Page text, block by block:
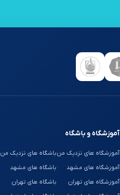
آموزشگاه و باشگاه
آموزشگاه های نزدیک من
آموزشگاه های مشهد
آموزشگاه های تهران
باشگاه های نزدیک من
باشگاه های مشهد
باشگاه های تهران